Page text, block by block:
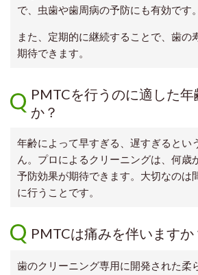
で、虫歯や歯周病の予防にも有効です。
また、定期的に継続することで、歯の
期待できます。
PMTCを行うのに適した
か？
年齢によって早すぎる、遅すぎるとい
ん。プロによるクリーニングは、何歳
予防効果が期待できます。 大切なのは
に行うことです。
PMTCは痛みを伴いますか
歯のクリーニング専用に開発された柔